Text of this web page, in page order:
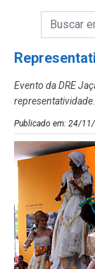
Campo
Evento da DRE
representatividade.
Publicado em: 24/